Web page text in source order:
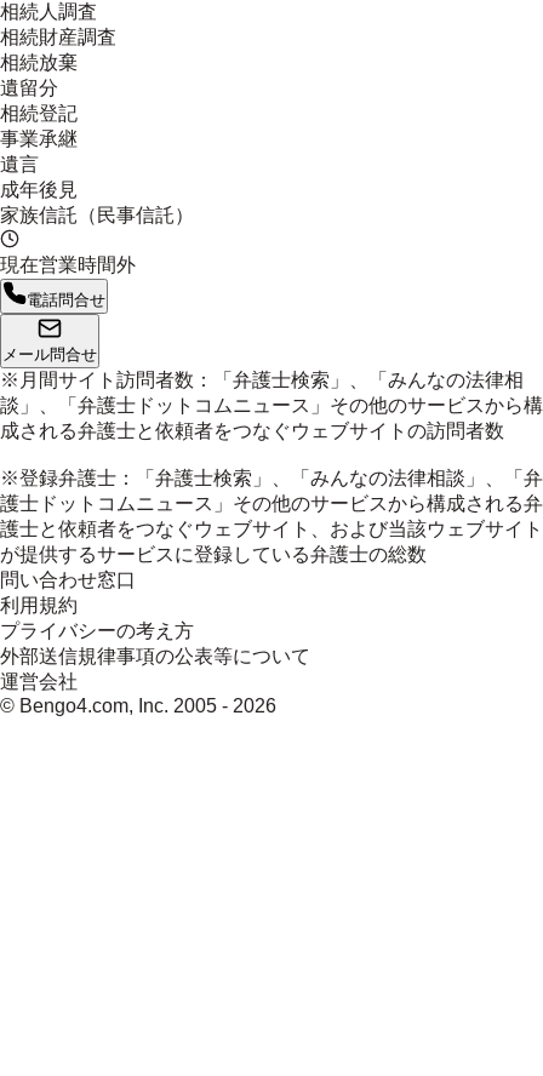
相続人調査
相続財産調査
相続放棄
遺留分
相続登記
事業承継
遺言
成年後見
家族信託（民事信託）
現在営業時間外
電話問合せ
メール問合せ
※月間サイト訪問者数：「弁護士検索」、「みんなの法律相
談」、「弁護士ドットコムニュース」その他のサービスから構
成される弁護士と依頼者をつなぐウェブサイトの訪問者数
※登録弁護士：「弁護士検索」、「みんなの法律相談」、「弁
護士ドットコムニュース」その他のサービスから構成される弁
護士と依頼者をつなぐウェブサイト、および当該ウェブサイト
が提供するサービスに登録している弁護士の総数
問い合わせ窓口
利用規約
プライバシーの考え方
外部送信規律事項の公表等について
運営会社
© Bengo4.com, Inc. 2005 - 2026